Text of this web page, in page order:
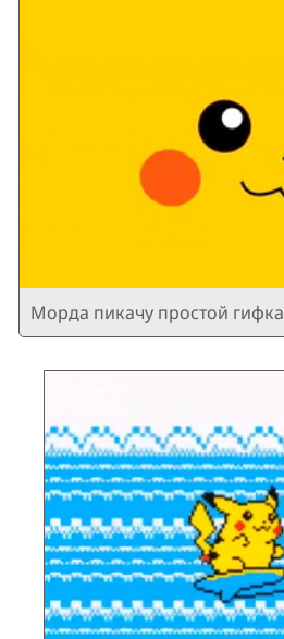
Морда пикачу простой гифка